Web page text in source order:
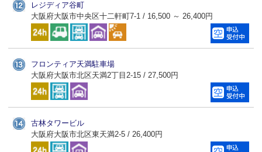
レジディア谷町
大阪府大阪市中央区十二軒町7-1 / 16,500 ～ 26,400円
フロンティア天満駐車場
大阪府大阪市北区天満2丁目2-15 / 27,500円
古林タワービル
大阪府大阪市北区東天満2-5 / 26,400円